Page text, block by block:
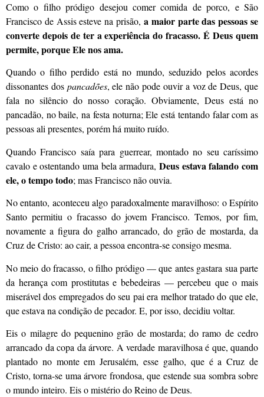
Como o filho pródigo desejou comer comida de porco, e São
Francisco de Assis esteve na prisão, a maior parte das pessoas se
converte depois de ter a experiência do fracasso. É Deus quem
permite, porque Ele nos ama.
Quando o filho perdido está no mundo, seduzido pelos acordes
dissonantes dos pancadões, ele não pode ouvir a voz de Deus, que
fala no silêncio do nosso coração. Obviamente, Deus está no
pancadão, no baile, na festa noturna; Ele está tentando falar com as
pessoas ali presentes, porém há muito ruído.
Quando Francisco saía para guerrear, montado no seu caríssimo
cavalo e ostentando uma bela armadura, Deus estava falando com
ele, o tempo todo; mas Francisco não ouvia.
No entanto, aconteceu algo paradoxalmente maravilhoso: o Espírito
Santo permitiu o fracasso do jovem Francisco. Temos, por fim,
novamente a figura do galho arrancado, do grão de mostarda, da
Cruz de Cristo: ao cair, a pessoa encontra-se consigo mesma.
No meio do fracasso, o filho pródigo — que antes gastara sua parte
da herança com prostitutas e bebedeiras — percebeu que o mais
miserável dos empregados do seu pai era melhor tratado do que ele,
que estava na condição de pecador. E, por isso, decidiu voltar.
Eis o milagre do pequenino grão de mostarda; do ramo de cedro
arrancado da copa da árvore. A verdade maravilhosa é que, quando
plantado no monte em Jerusalém, esse galho, que é a Cruz de
Cristo, torna-se uma árvore frondosa, que estende sua sombra sobre
o mundo inteiro. Eis o mistério do Reino de Deus.